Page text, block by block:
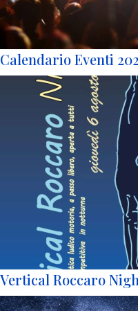
Calendario Eventi
Vertical Roccaro